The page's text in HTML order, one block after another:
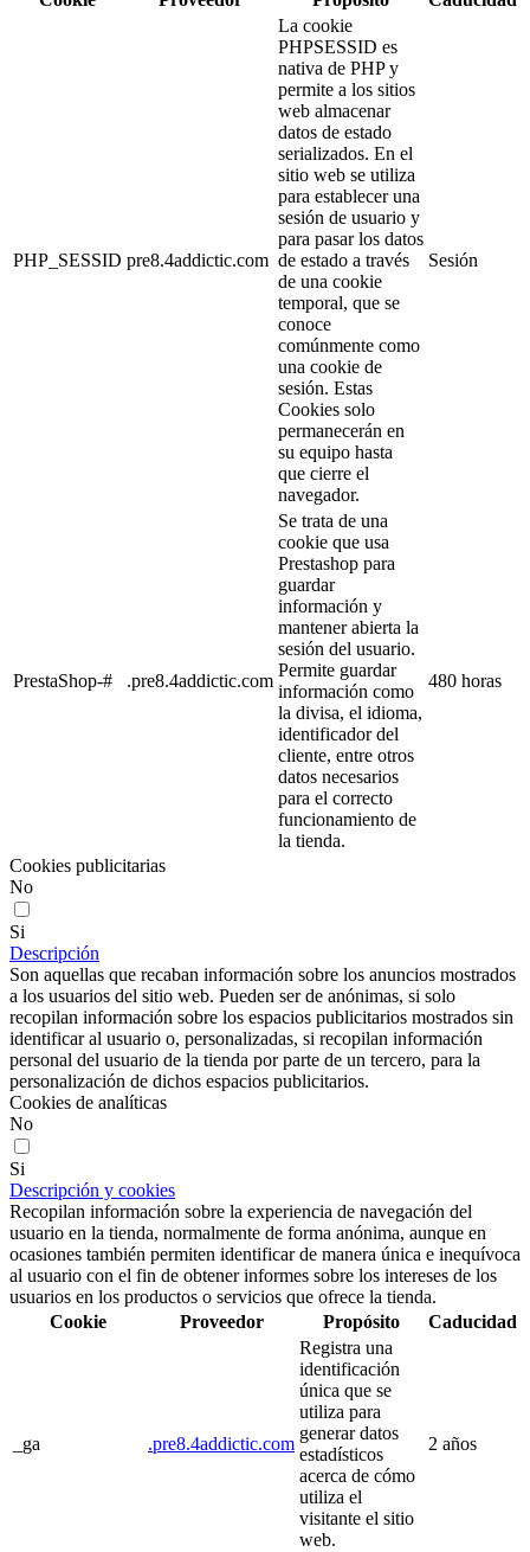
PHP_SESSID pre8.4addictic.com
La cookie
PHPSESSID es
nativa de PHP y
permite a los sitios
web almacenar
datos de estado
serializados. En el
sitio web se utiliza
para establecer una
sesión de usuario y
para pasar los datos
de estado a través
de una cookie
temporal, que se
conoce
comúnmente como
una cookie de
sesión. Estas
Cookies solo
permanecerán en
su equipo hasta
que cierre el
navegador.
Sesión
PrestaShop-# .pre8.4addictic.com
Se trata de una
cookie que usa
Prestashop para
guardar
información y
mantener abierta la
sesión del usuario.
Permite guardar
información como
la divisa, el idioma,
identificador del
cliente, entre otros
datos necesarios
para el correcto
funcionamiento de
la tienda.
480 horas
Cookies publicitarias
No
Si
Descripción
Son aquellas que recaban información sobre los anuncios mostrados
a los usuarios del sitio web. Pueden ser de anónimas, si solo
recopilan información sobre los espacios publicitarios mostrados sin
identificar al usuario o, personalizadas, si recopilan información
personal del usuario de la tienda por parte de un tercero, para la
personalización de dichos espacios publicitarios.
Cookies de analíticas
No
Si
Descripción y cookies
Recopilan información sobre la experiencia de navegación del
usuario en la tienda, normalmente de forma anónima, aunque en
ocasiones también permiten identificar de manera única e inequívoca
al usuario con el fin de obtener informes sobre los intereses de los
usuarios en los productos o servicios que ofrece la tienda.
Cookie
Proveedor Propósito Caducidad
_ga .pre8.4addictic.com
Registra una
identificación
única que se
utiliza para
generar datos
estadísticos
acerca de cómo
utiliza el
visitante el sitio
web.
2 años